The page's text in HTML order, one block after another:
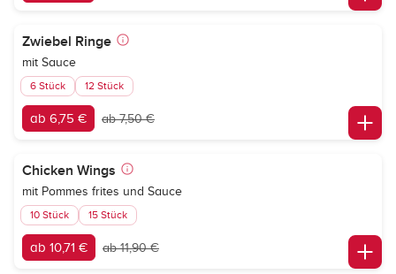
Zwiebel Ringe
mit Sauce
6 Stück 12 Stück
ab 6,75 € ab 7,50 €
Chicken Wings
mit Pommes frites und Sauce
10 Stück 15 Stück
ab 10,71 € ab 11,90 €